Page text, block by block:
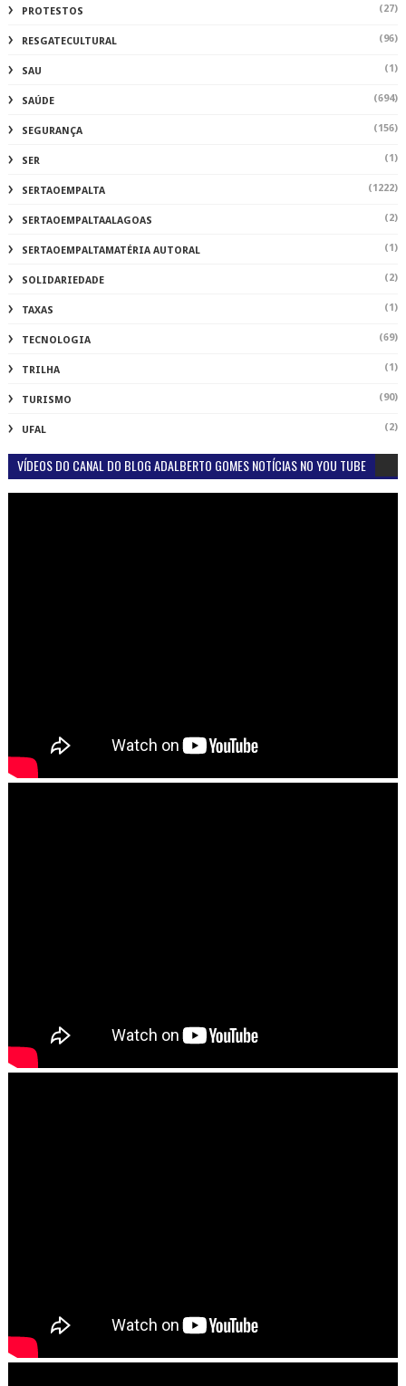
PROTESTOS (27)
RESGATECULTURAL (96)
SAU (1)
SAÚDE (694)
SEGURANÇA (156)
SER (1)
SERTAOEMPALTA (1222)
SERTAOEMPALTAALAGOAS (2)
SERTAOEMPALTAMATÉRIA AUTORAL (1)
SOLIDARIEDADE (2)
TAXAS (1)
TECNOLOGIA (69)
TRILHA (1)
TURISMO (90)
UFAL (2)
VÍDEOS DO CANAL DO BLOG ADALBERTO GOMES NOTÍCIAS NO YOU TUBE